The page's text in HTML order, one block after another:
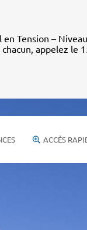
Tension –
appelez le
ACCÈS